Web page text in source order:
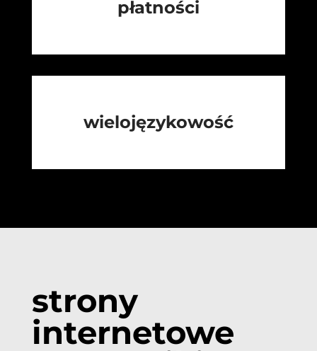
płatności
wielojęzykowość
strony
internetowe